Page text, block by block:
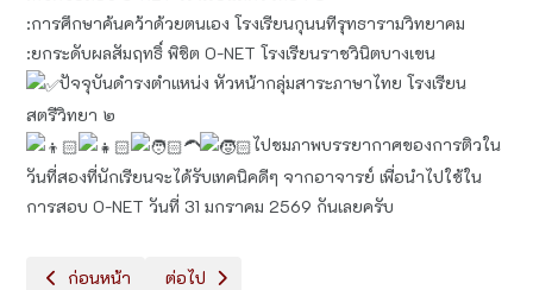
:การศึกษาค้นคว้าด้วยตนเอง โรงเรียนกุนนทีรุทธารามวิทยาคม
:ยกระดับผลสัมฤทธิ์ พิชิต O-NET โรงเรียนราชวินิตบางเขน
ปัจจุบันดำรงตำแหน่ง หัวหน้ากลุ่มสาระภาษาไทย โรงเรียน
สตรีวิทยา ๒
ไปชมภาพบรรยากาศของการติวใน
วันที่สองที่นักเรียนจะได้รับเทคนิคดีๆ จากอาจารย์ เพื่อนำไปใช้ใน
การสอบ O-NET วันที่ 31 มกราคม 2569 กันเลยครับ
เนื้อหาก่อนหน้า: กิจกรรม​อาสาพาออกกำลังกาย ”จ๊าบของแท้”
ก่อนหน้า เนื้อหาถัดไป: วันศุก​ร์สนุกกับคำศัพท์​ภาษาอังกฤษ เน
ต่อไป